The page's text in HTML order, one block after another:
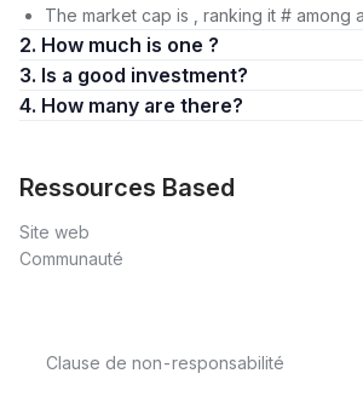
The market cap is , ranking it # among
2. How much is one ?
3. Is a good investment?
4. How many are there?
Ressources Based
Site web
Communauté
Clause de non-responsabilité